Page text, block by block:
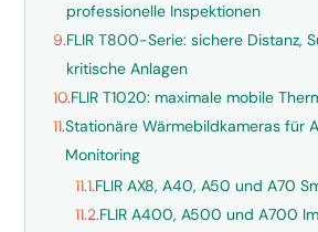
professionelle Inspektionen
9.FLIR T800-Serie: sichere Distanz,
kritische Anlagen
10.FLIR T1020: maximale mobile
11.Stationäre Wärmebildkameras für
Monitoring
11.1.FLIR AX8, A40, A50 und A70
11.2.FLIR A400, A500 und A700